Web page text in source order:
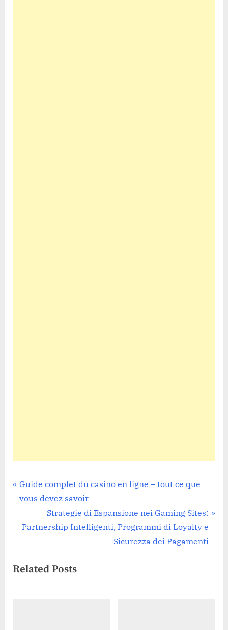
Mobile Reviews
Post
navigation
P
r
v
u
s
Guide complet du casino en ligne – tout ce que
vous devez savoir
N
e
P
o
Strategie di Espansione nei Gaming Sites:
Partnership Intelligenti, Programmi di Loyalty e
Sicurezza dei Pagamenti
Related Posts